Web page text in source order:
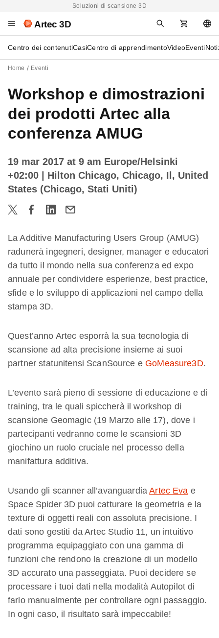
Soluzioni di scansione 3D
Artec 3D
Centro dei contenutiCasiCentro di apprendimentoVideoEventi
Home Eventi
Workshop e dimostrazioni
dei prodotti Artec alla
conferenza AMUG
19 mar 2017 at 9 am Europe/Helsinki
+02:00
| Hilton Chicago, Chicago, Il, United
States (Chicago, Stati Uniti)
La Additive Manufacturing Users Group (AMUG)
radunerà ingegneri, designer, manager e educatori
da tutto il mondo nella sua conferenza ed expo
annuale per condividere esperienze, best practice,
sfide e lo sviluppo di applicazioni nel campo della
stampa 3D.
Quest’anno Artec esporrà la sua tecnologia di
scansione ad alta precisione insieme ai suoi
partner statunitensi ScanSource e GoMeasure3D.
L’evento sarà pieno di sessione di educazione e di
training, tra le quali spiccherà il workshop di
scansione Geomagic (19 Marzo alle 17), dove i
partecipanti vedranno come le scansioni 3D
giochino un ruolo cruciale nel processo della
manifattura additiva.
Usando gli scanner all’avanguardiaArtec Eva e
Space Spider 3D puoi catturare la geometria e la
texture di oggetti reali con assoluta precisione. I
dati sono gestiti da Artec Studio 11, un intuitivo
programma equipaggiato con una gamma di
funzioni che rendono la creazione di un modello
3D accurato una passeggiata. Puoi decidere se
processare i tuoi dati nella modalità Autopilot di
farlo manualmente per controllare ogni passaggio.
In ogni caso, il risultato sarà impeccabile!